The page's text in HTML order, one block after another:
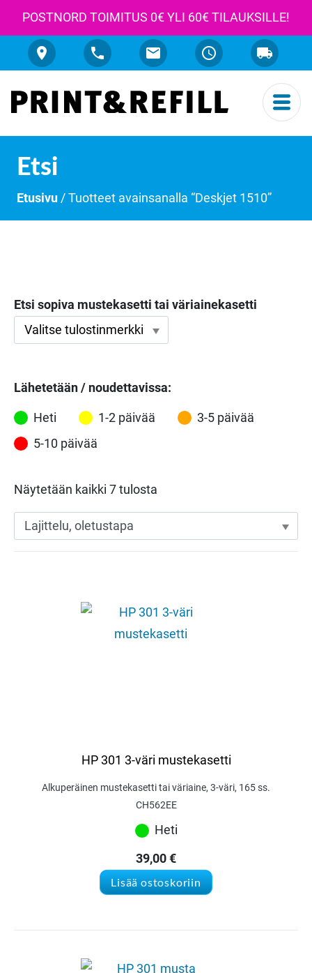
POSTNORD TOIMITUS 0€ YLI 60€ TILAUKSILLE!
Etsi
Etusivu / Tuotteet avainsanalla “Deskjet 1510”
Etsi sopiva mustekasetti tai väriainekasetti
Lähetetään / noudettavissa:
Heti 1-2 päivää
3-5 päivää
5-10 päivää
Näytetään kaikki 7 tulosta
HP 301 3-väri mustekasetti
Alkuperäinen mustekasetti tai väriaine, 3-väri, 165 ss.
CH562EE
Heti
39,00€
Lisää ostoskoriin